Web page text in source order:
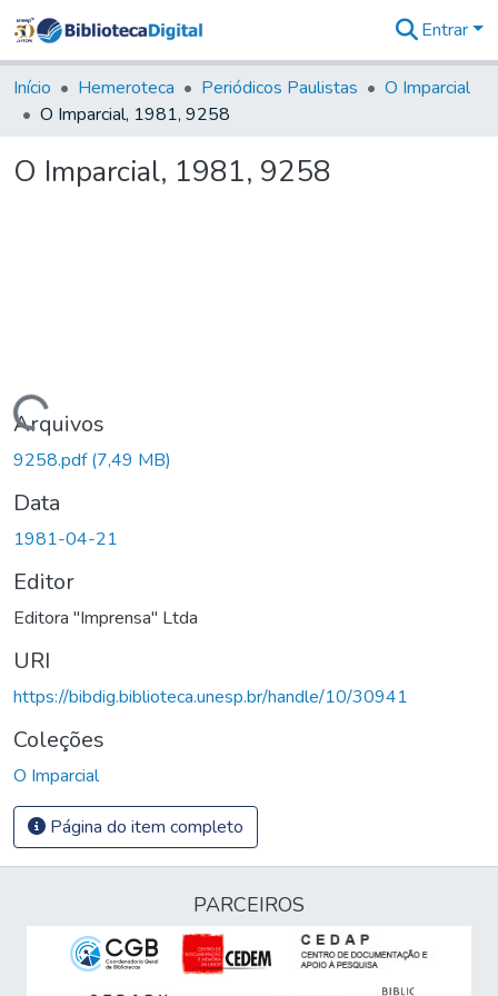
&
Coleções
Tudo na
Digital
Entrar
Início Hemeroteca Periódicos Paulistas
O Imparcial
O Imparcial, 1981, 9258
O Imparcial, 1981, 9258
Carregando...
Arquivos
9258.pdf(7,49 MB)
Data
1981-04-21
Editor
Editora "Imprensa" Ltda
URI
https://bibdig.biblioteca.unesp.br/handle/10/30941
Coleções
O Imparcial
Página do item completo
PARCEIROS